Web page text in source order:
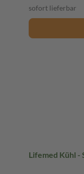
sofort lieferbar
Lifemed Kühl -